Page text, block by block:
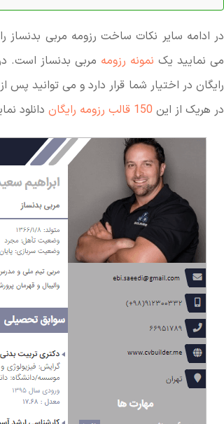
در ادامه سایر نکات ساخت رزومه مربی بدنساز
می نمایید یک نمونه رزومه
رایگان در اختیار شما قرار دارد و می توانید
در هریک از این 150 قالب رزومه رایگان دانلود